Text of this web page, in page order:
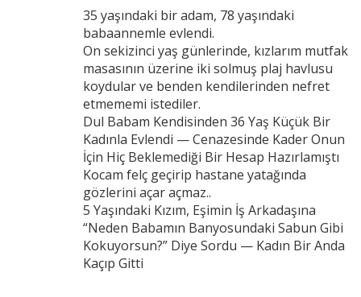
35 yaşındaki bir adam, 78 yaşındaki
babaannemle evlendi.
On sekizinci yaş günlerinde, kızlarım mutfak
masasının üzerine iki solmuş plaj havlusu
koydular ve benden kendilerinden nefret
etmememi istediler.
Dul Babam Kendisinden 36 Yaş Küçük Bir
Kadınla Evlendi — Cenazesinde Kader Onun
İçin Hiç Beklemediği Bir Hesap Hazırlamıştı
Kocam felç geçirip hastane yatağında
gözlerini açar açmaz..
5 Yaşındaki Kızım, Eşimin İş Arkadaşına
“Neden Babamın Banyosundaki Sabun Gibi
Kokuyorsun?” Diye Sordu — Kadın Bir Anda
Kaçıp Gitti